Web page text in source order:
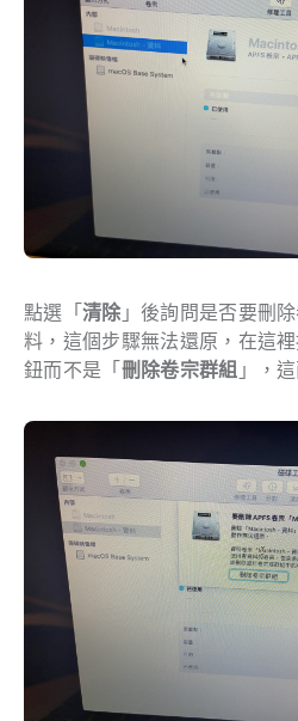
點選「 清除」後詢問是否要刪
料，這個步驟無法還原，在這
鈕而不是「 刪除卷宗群組 」，